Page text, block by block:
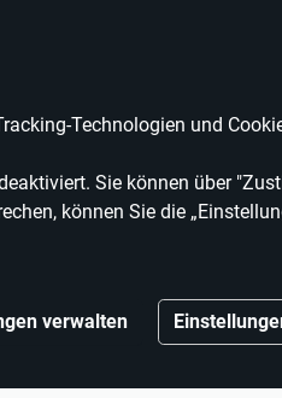
Technologien und
Sie können über
können Sie die
verwalten